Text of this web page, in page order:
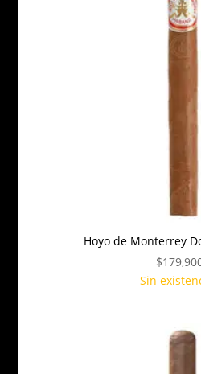
Hoyo de Monterrey
$
Sin